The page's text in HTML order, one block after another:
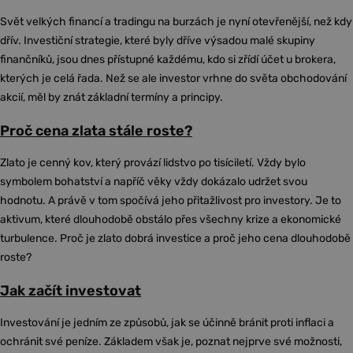
Svět velkých financí a tradingu na burzách je nyní otevřenější, než kdy
dřív. Investiční strategie, které byly dříve výsadou malé skupiny
finančníků, jsou dnes přístupné každému, kdo si zřídí účet u brokera,
kterých je celá řada. Než se ale investor vrhne do světa obchodování
akcií, měl by znát základní termíny a principy.
Proč cena zlata stále roste?
Zlato je cenný kov, který provází lidstvo po tisíciletí. Vždy bylo
symbolem bohatství a napříč věky vždy dokázalo udržet svou
hodnotu. A právě v tom spočívá jeho přitažlivost pro investory. Je to
aktivum, které dlouhodobě obstálo přes všechny krize a ekonomické
turbulence. Proč je zlato dobrá investice a proč jeho cena dlouhodobě
roste?
Jak začít investovat
Investování je jedním ze způsobů, jak se účinně bránit proti inflaci a
ochránit své peníze. Základem však je, poznat nejprve své možnosti,